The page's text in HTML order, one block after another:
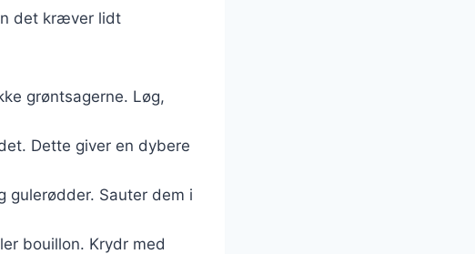
det kræver lidt
grøntsagerne. Løg,
Dette giver en dybere
Sauter dem i
bouillon. Krydr med